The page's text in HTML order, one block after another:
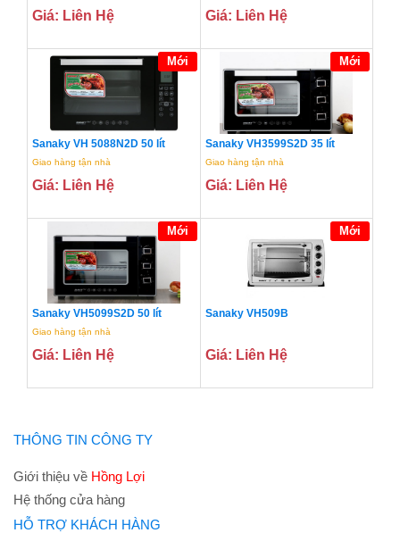
Giá: Liên Hệ Giá: Liên Hệ
Mới
Sanaky VH 5088N2D 50 lít
Giao hàng tận nhà
Giá: Liên Hệ
Mới
Sanaky VH3599S2D 35 lít
Giao hàng tận nhà
Giá: Liên Hệ
Mới
Sanaky VH5099S2D 50 lít
Giao hàng tận nhà
Giá: Liên Hệ
Mới
Sanaky VH509B
Giá: Liên Hệ
THÔNG TIN CÔNG TY
Giới thiệu về Hồng Lợi
Hệ thống cửa hàng
HỖ TRỢ KHÁCH HÀNG